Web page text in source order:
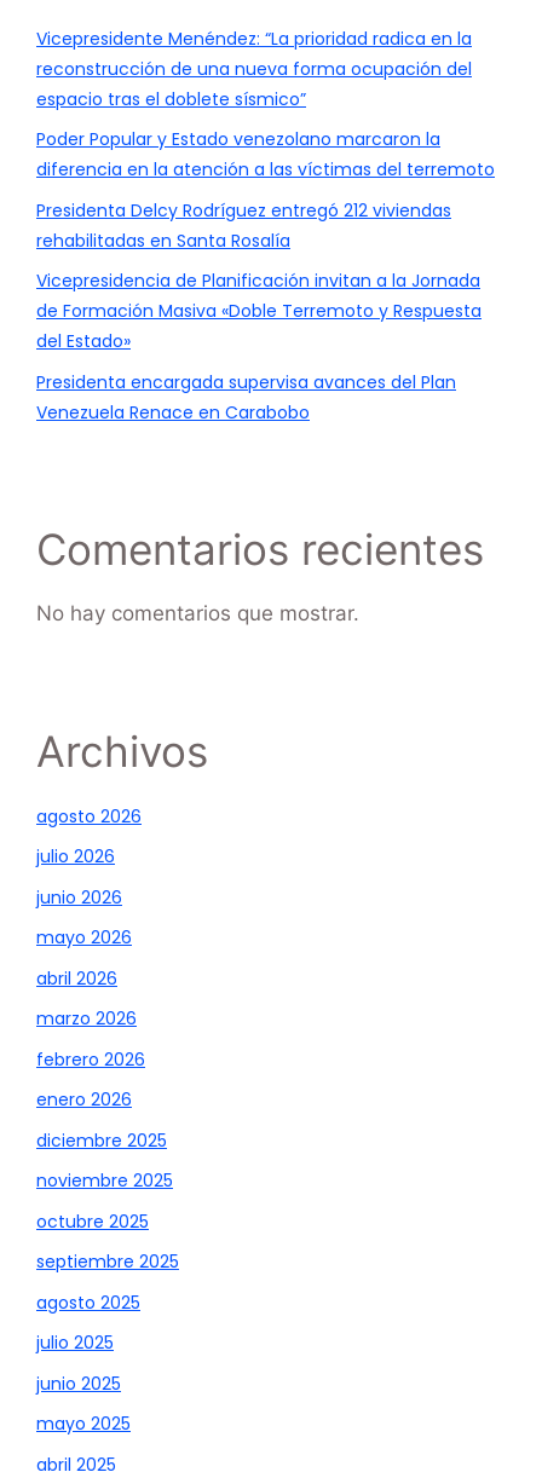
Vicepresidente Menéndez: “La prioridad radica en la
reconstrucción de una nueva forma ocupación del
espacio tras el doblete sísmico”
Poder Popular y Estado venezolano marcaron la
diferencia en la atención a las víctimas del terremoto
Presidenta Delcy Rodríguez entregó 212 viviendas
rehabilitadas en Santa Rosalía
Vicepresidencia de Planificación invitan a la Jornada
de Formación Masiva «Doble Terremoto y Respuesta
del Estado»
Presidenta encargada supervisa avances del Plan
Venezuela Renace en Carabobo
Comentarios recientes
No hay comentarios que mostrar.
Archivos
agosto 2026
julio 2026
junio 2026
mayo 2026
abril 2026
marzo 2026
febrero 2026
enero 2026
diciembre 2025
noviembre 2025
octubre 2025
septiembre 2025
agosto 2025
julio 2025
junio 2025
mayo 2025
abril 2025